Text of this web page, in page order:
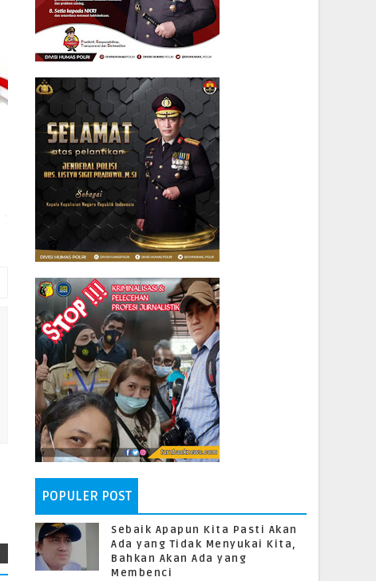
POPULER POST
Sebaik Apapun Kita Pasti Akan
Ada yang Tidak Menyukai Kita,
Bahkan Akan Ada yang
Membenci